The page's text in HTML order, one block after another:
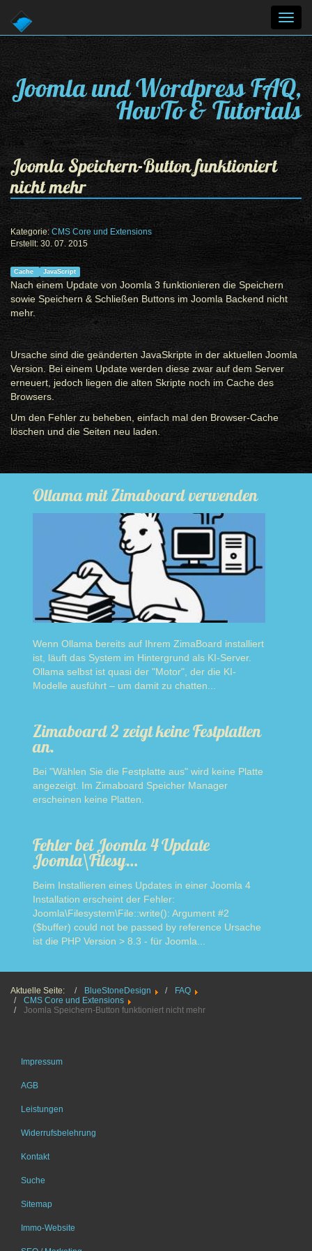
Joomla und Wordpress FAQ,
HowTo & Tutorials
Joomla Speichern-Button funktioniert
nicht mehr
Kategorie: CMS Core und Extensions
Erstellt: 30. 07. 2015
Cache JavaScript
Nach einem Update von Joomla 3 funktionieren die Speichern
sowie Speichern & Schließen Buttons im Joomla Backend nicht
mehr.
Ursache sind die geänderten JavaSkripte in der aktuellen Joomla
Version. Bei einem Update werden diese zwar auf dem Server
erneuert, jedoch liegen die alten Skripte noch im Cache des
Browsers.
Um den Fehler zu beheben, einfach mal den Browser-Cache
löschen und die Seiten neu laden.
Ollama mit Zimaboard verwenden
Wenn Ollama bereits auf Ihrem ZimaBoard installiert
ist, läuft das System im Hintergrund als KI-Server.
Ollama selbst ist quasi der "Motor", der die KI-
Modelle ausführt – um damit zu chatten...
Zimaboard 2 zeigt keine Festplatten
an.
Bei "Wählen Sie die Festplatte aus" wird keine Platte
angezeigt. Im Zimaboard Speicher Manager
erscheinen keine Platten.
Fehler bei Joomla 4 Update
Joomla\Filesy…
Beim Installieren eines Updates in einer Joomla 4
Installation erscheint der Fehler:
Joomla\Filesystem\File::write(): Argument #2
($buffer) could not be passed by reference Ursache
ist die PHP Version > 8.3 - für Joomla...
Aktuelle Seite: BlueStoneDesign
FAQ
CMS Core und Extensions
Joomla Speichern-Button funktioniert nicht mehr
Impressum
AGB
Leistungen
Widerrufsbelehrung
Kontakt
Suche
Sitemap
Immo-Website